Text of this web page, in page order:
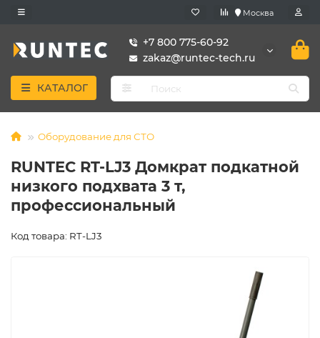
Москва
+7 800 775-60-92
zakaz@runtec-tech.ru
КАТАЛОГ
Оборудование для СТО
RUNTEC RT-LJ3 Домкрат подкатной
низкого подхвата 3 т,
профессиональный
Код товара: RT-LJ3